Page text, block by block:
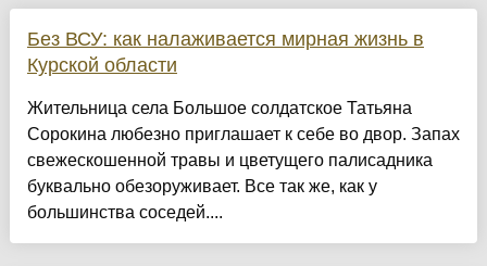
Без ВСУ: как налаживается мирная жизнь в
Курской области
Жительница села Большое солдатское Татьяна
Сорокина любезно приглашает к себе во двор. Запах
свежескошенной травы и цветущего палисадника
буквально обезоруживает. Все так же, как у
большинства соседей....